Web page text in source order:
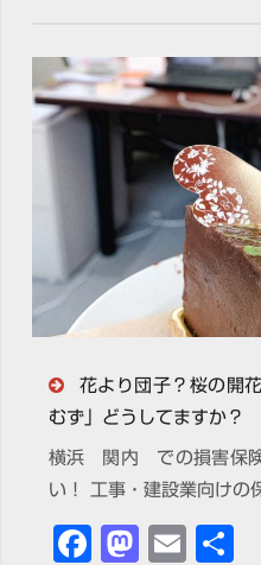
花より団子？桜の開
むず」どうしてますか？
横浜 関内 での損害保険
い！ 工事・建設業向け
Facebook